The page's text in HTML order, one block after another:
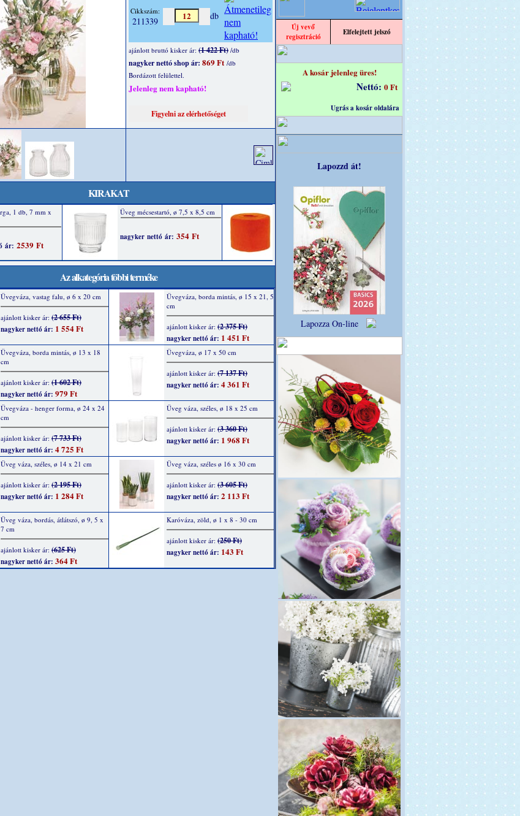
Cikkszám:
211339 db
ajánlott bruttó kisker ár: (1 422 Ft) /db
nagyker nettó shop ár: 869 Ft /db
Bordázott felülettel.
Jelenleg nem kapható!
KIRAKAT
Az alkategória többi terméke
Üvegváza, vastag falu, ø 6 x 20 cm
ajánlott kisker ár: (2 655 Ft)
nagyker nettó ár: 1 554 Ft
Üvegváza, borda mintás, ø 15 x 21, 5
cm
ajánlott kisker ár: (2 375 Ft)
nagyker nettó ár: 1 451 Ft
Üvegváza, borda mintás, ø 13 x 18
cm
ajánlott kisker ár: (1 602 Ft)
nagyker nettó ár: 979 Ft
Üvegváza, ø 17 x 50 cm
ajánlott kisker ár: (7 137 Ft)
nagyker nettó ár: 4 361 Ft
Üvegváza - henger forma, ø 24 x 24
cm
ajánlott kisker ár: (7 733 Ft)
nagyker nettó ár: 4 725 Ft
Üveg váza, széles, ø 18 x 25 cm
ajánlott kisker ár: (3 360 Ft)
nagyker nettó ár: 1 968 Ft
Üveg váza, széles, ø 14 x 21 cm
ajánlott kisker ár: (2 195 Ft)
nagyker nettó ár: 1 284 Ft
Üveg váza, széles ø 16 x 30 cm
ajánlott kisker ár: (3 605 Ft)
nagyker nettó ár: 2 113 Ft
Üveg váza, bordás, átlátszó, ø 9, 5 x
7 cm
ajánlott kisker ár: (625 Ft)
nagyker nettó ár: 364 Ft
Karóváza, zöld, ø 1 x 8 - 30 cm
ajánlott kisker ár: (250 Ft)
nagyker nettó ár: 143 Ft
Új vevő
regisztráció
Elfelejtett jelszó
A kosár jelenleg üres!
Nettó: 0 Ft
Ugrás a kosár oldalára
Lapozzd át!
Lapozza On-line